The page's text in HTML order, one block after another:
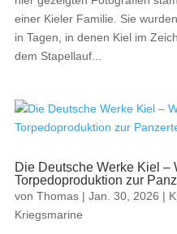
einer Kieler Familie. Sie
in Tagen, in denen Kiel im
dem Stapellauf...
Die Deutsche Werke Kiel –
Torpedoproduktion zur
von Thomas| Jan. 30, 2026 |
Kriegsmarine